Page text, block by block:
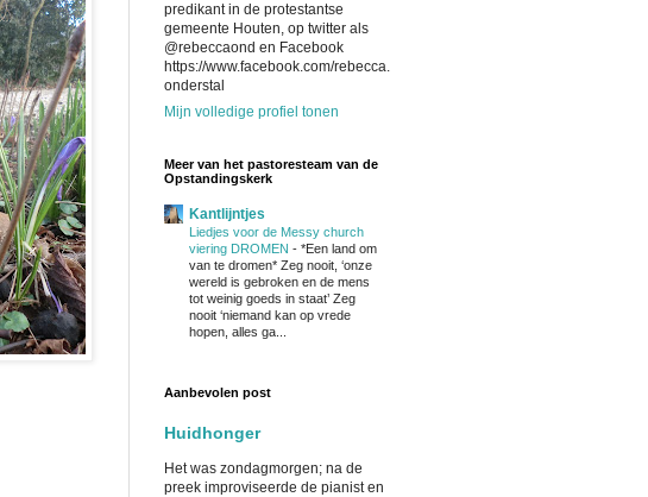
predikant in de protestantse
gemeente Houten, op twitter als
@rebeccaond en Facebook
https://www.facebook.com/rebecca.
onderstal
Mijn volledige profiel tonen
Meer van het pastoresteam van de
Opstandingskerk
Kantlijntjes
Liedjes voor de Messy church
viering DROMEN - *Een land om
van te dromen* Zeg nooit, ‘onze
wereld is gebroken en de mens
tot weinig goeds in staat’ Zeg
nooit ‘niemand kan op vrede
hopen, alles ga...
Aanbevolen post
Huidhonger
Het was zondagmorgen; na de
preek improviseerde de pianist en